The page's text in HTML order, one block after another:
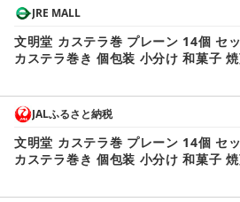
JRE MALL
文明堂 カステラ巻 プレーン 14個 セ
カステラ巻き 個包装 小分け 和菓子
子 おやつ デザート スイーツ 文明堂
レゼント 兵庫 兵庫県 稲美町
JALふるさと納税
文明堂 カステラ巻 プレーン 14個 セ
カステラ巻き 個包装 小分け 和菓子
子 おやつ デザート スイーツ 文明堂
レゼント 兵庫 兵庫県 稲美町